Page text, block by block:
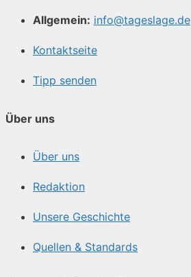
Allgemein: info@tageslage.de
Kontaktseite
Tipp senden
Über uns
Über uns
Redaktion
Unsere Geschichte
Quellen & Standards